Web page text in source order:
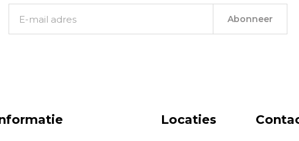
Abonneer
Locaties